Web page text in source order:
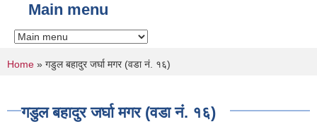
Main menu
You are here
Home » गडुल बहादुर जर्घा मगर (वडा नं. १६)
गडुल बहादुर जर्घा मगर (वडा नं. १६)